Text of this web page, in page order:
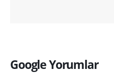
Google Yorumlar